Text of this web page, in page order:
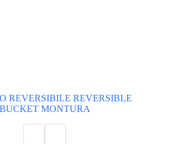
REVERSIBILE REVERSIBLE
BUCKET MONTURA